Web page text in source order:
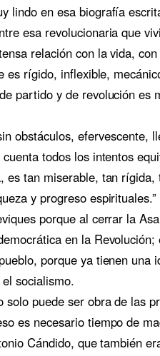
lindo en esa biografía
esa revolucionaria que
relación con la vida,
es rígido, inflexible,
partido y de revolución
obstáculos, efervescente,
todos los intentos
es tan miserable, tan
y progreso
porque al cerrar la
en la
porque ya tienen
socialismo.
solo puede ser obra de las
es necesario tiempo de
Cándido, que también